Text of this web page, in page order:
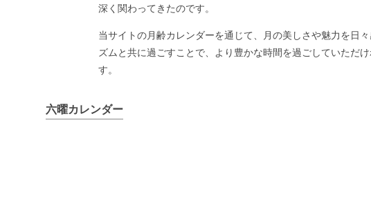
深く関わってきたのです。
当サイトの月齢カレンダーを通じて、月の美しさや魅力を日々
ズムと共に過ごすことで、より豊かな時間を過ごしていただ
す。
六曜カレンダー